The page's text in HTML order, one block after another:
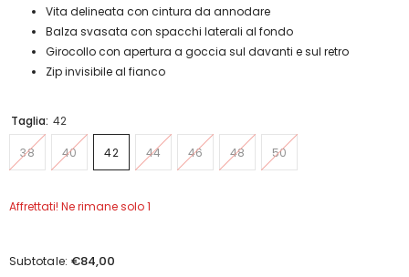
Vita delineata con cintura da annodare
Balza svasata con spacchi laterali al fondo
Girocollo con apertura a goccia sul davanti e sul retro
Zip invisibile al fianco
Taglia: 42
38 40 42 44 46 48 50
Affrettati! Ne rimane solo 1
Subtotale: €84,00